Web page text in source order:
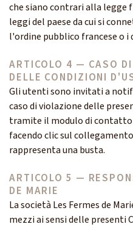
che siano contrari alla legge
leggi del paese da cui si
l'ordine pubblico francese o
ARTICOLO 4 — CASO
DELLE CONDIZIONI
Gli utenti sono invitati a
caso di violazione delle
tramite il modulo di contatto
facendo clic sul
rappresenta una busta.
ARTICOLO 5 —
DE MARIE
La società Les Fermes de
mezzi ai sensi delle presenti